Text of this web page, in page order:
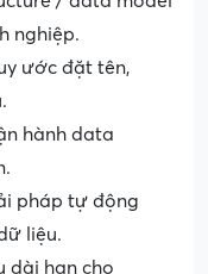
nghiệp.
ước đặt tên,
hành data
pháp tự động
liệu.
dài hạn cho